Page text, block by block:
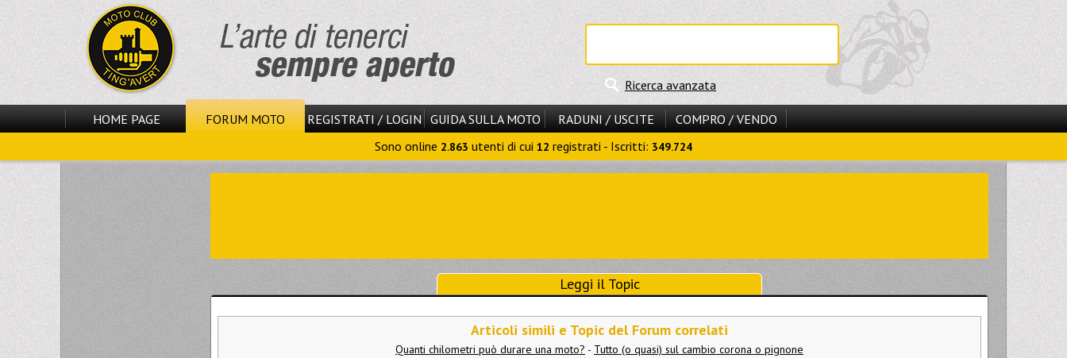
Ricerca avanzata
HOME PAGE FORUM MOTO REGISTRATI / LOGIN GUIDA SULLA MOTO RADUNI / USCITE
COMPRO / VENDO
Sono online 2.863 utenti di cui 12 registrati - Iscritti: 349.724
Leggi il Topic
Articoli simili e Topic del Forum correlati
Quanti chilometri può durare una moto? - Tutto (o quasi) sul cambio corona o pignone